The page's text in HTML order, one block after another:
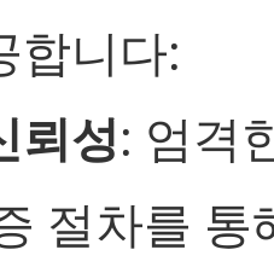
합니다:
뢰성: 엄격
절차를 통